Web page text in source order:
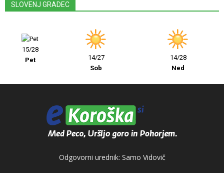
SLOVENJ GRADEC
15/28
Pet
14/27
Sob
14/28
Ned
Odgovorni urednik: Samo Vidovič